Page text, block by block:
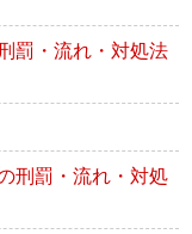
罰・流れ・対処法
刑罰・流れ・対処